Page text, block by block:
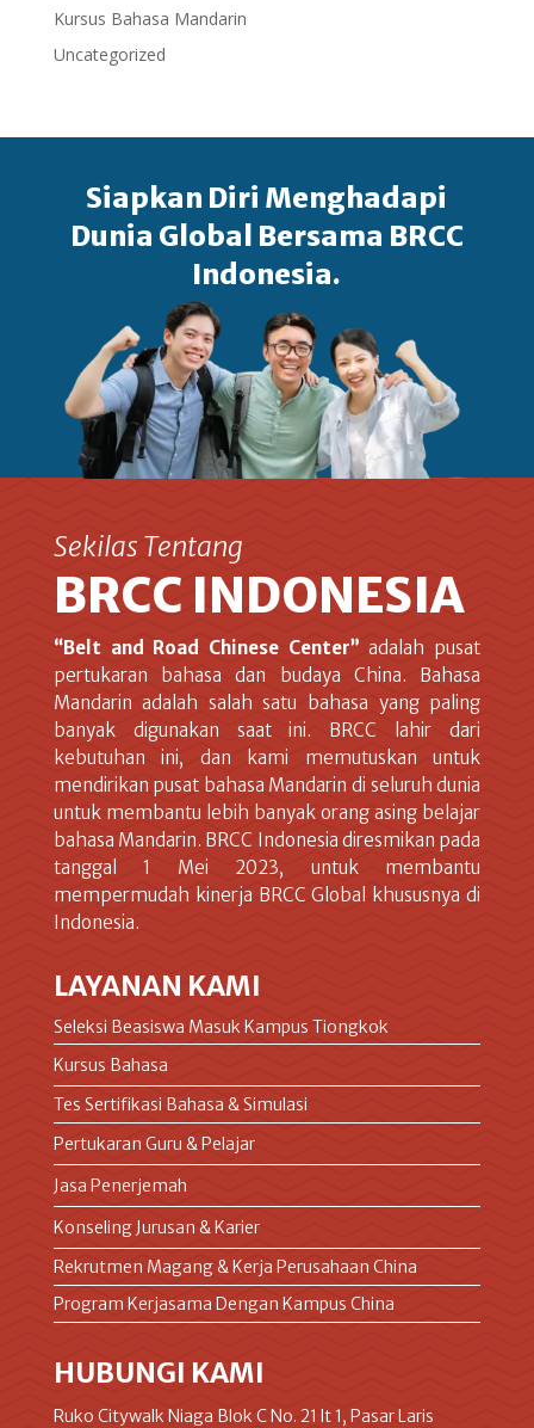
Kursus Bahasa Mandarin
Uncategorized
Siapkan Diri Menghadapi
Dunia Global Bersama BRCC
Indonesia.
Sekilas Tentang
BRCC INDONESIA
“Belt and Road Chinese Center” adalah pusat
pertukaran bahasa dan budaya China. Bahasa
Mandarin adalah salah satu bahasa yang paling
banyak digunakan saat ini. BRCC lahir dari
kebutuhan ini, dan kami memutuskan untuk
mendirikan pusat bahasa Mandarin di seluruh dunia
untuk membantu lebih banyak orang asing belajar
bahasa Mandarin. BRCC Indonesia diresmikan pada
tanggal 1 Mei 2023, untuk membantu
mempermudah kinerja BRCC Global khususnya di
Indonesia.
LAYANAN KAMI
Seleksi Beasiswa Masuk Kampus Tiongkok
Kursus Bahasa
Tes Sertifikasi Bahasa & Simulasi
Pertukaran Guru & Pelajar
Jasa Penerjemah
Konseling Jurusan & Karier
Rekrutmen Magang & Kerja Perusahaan China
Program Kerjasama Dengan Kampus China
HUBUNGI KAMI
Ruko Citywalk Niaga Blok C No. 21 lt 1, Pasar Laris